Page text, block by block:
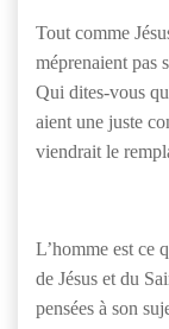
Tout comme
méprenaient pas
Qui dites-vous
aient une juste
viendrait le
L’homme est ce
de Jésus et du
pensées à son